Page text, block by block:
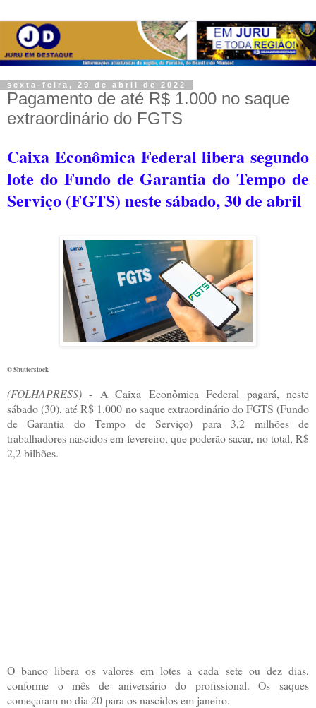
sexta-feira, 29 de abril de 2022
Pagamento de até R$ 1.000 no saque
extraordinário do FGTS
Caixa Econômica Federal libera segundo
lote do Fundo de Garantia do Tempo de
Serviço (FGTS) neste sábado, 30 de abril
© Shutterstock
(FOLHAPRESS) - A Caixa Econômica Federal pagará, neste
sábado (30), até R$ 1.000 no saque extraordinário do FGTS (Fundo
de Garantia do Tempo de Serviço) para 3,2 milhões de
trabalhadores nascidos em fevereiro, que poderão sacar, no total, R$
2,2 bilhões.
O banco libera os valores em lotes a cada sete ou dez dias,
conforme o mês de aniversário do profissional. Os saques
começaram no dia 20 para os nascidos em janeiro.